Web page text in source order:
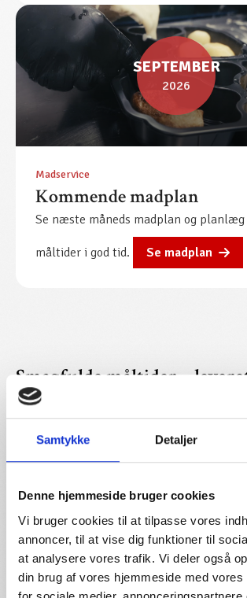
Samtykke Detaljer
Denne hjemmeside bruger cookies
Vi bruger cookies til at tilpasse vores
annoncer, til at vise dig funktioner til
at analysere vores trafik. Vi deler også
din brug af vores hjemmeside med vores
SEPTEMBER
2026
Madservice
Kommende madplan
Se næste måneds madplan og planlæg
måltider i god tid. Se madplan
Smagfulde måltider –
døren
Hos Sønderup Landkøkken laver vi mad fra
kærlighed og respekt for råvarerne. Vores
dag – leveret direkte til din dør, enten
servering eller kold og klar til opvarmning,
dig.
Vi tilbyder alt fra klassiske
sæsoninspirerede 3-retters menuer,
dygtige kokke med fokus på kvalitet og god